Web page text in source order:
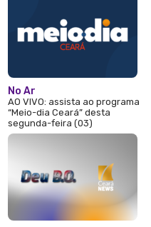
No Ar
AO VIVO: assista ao programa
“Meio-dia Ceará” desta
segunda-feira (03)